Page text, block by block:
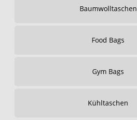
Baumwolltaschen
Food Bags
Gym Bags
Kühltaschen